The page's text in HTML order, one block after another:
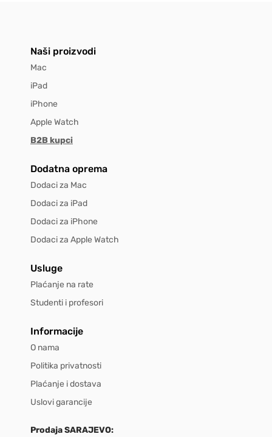
Naši proizvodi
Mac
iPad
iPhone
Apple Watch
B2B kupci
Dodatna oprema
Dodaci za Mac
Dodaci za iPad
Dodaci za iPhone
Dodaci za Apple Watch
Usluge
Plaćanje na rate
Studenti i profesori
Informacije
O nama
Politika privatnosti
Plaćanje i dostava
Uslovi garancije
Prodaja SARAJEVO: